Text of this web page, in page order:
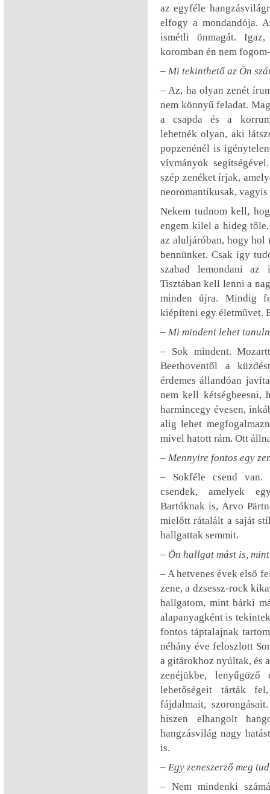
az egyféle
elfogy a mondandója.
ismétli önmagát.
koromban én nem
– Mi tekinthető az Ön
– Az, ha olyan zenét
nem könnyű feladat.
a csapda és a
lehetnék olyan, aki
popzenénél is
vívmányok
szép zenéket írjak,
neoromantikusak, vagyis
Nekem tudnom kell,
engem kilel a hideg
az aluljáróban, hogy hol
bennünket. Csak így
szabad lemondani az
Tisztában kell lenni a
minden újra. Mindig
kiépíteni egy életművet.
– Mi mindent lehet
– Sok mindent.
Beethoventől a
érdemes állandóan
nem kell kétségbeesni,
harmincegy évesen,
alig lehet
mivel hatott rám. Ott
– Mennyire fontos egy
– Sokféle csend van.
csendek, amelyek
Bartóknak is, Arvo
mielőtt rátalált a saját
hallgattak semmit.
– Ön hallgat mást is,
– A hetvenes évek első
zene, a dzsessz-rock
hallgatom, mint bárki
alapanyagként is
fontos táptalajnak
néhány éve feloszlott
a gitárokhoz nyúltak, és
zenéjükbe,
lehetőségeit tárták
fájdalmait,
hiszen elhangolt
hangzásvilág nagy
is.
– Egy zeneszerző meg
– Nem mindenki